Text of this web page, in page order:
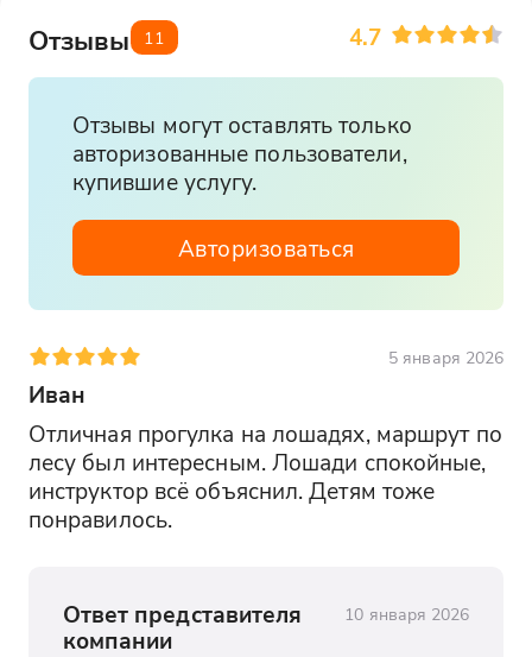
На конную прогулку надевайте удобную
спортивную одежду и обувь. Наденьте
штаны, чтобы не натереть ноги.
Отзывы 11 4.7
Отзывы могут оставлять только
авторизованные пользователи,
купившие услугу.
Авторизоваться
5 января 2026
Иван
Отличная прогулка на лошадях, маршрут по
лесу был интересным. Лошади спокойные,
инструктор всё объяснил. Детям тоже
понравилось.
Ответ представителя
компании
10 января 2026